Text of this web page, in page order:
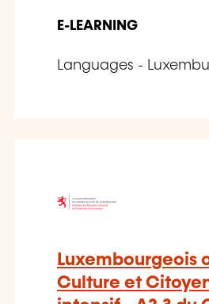
E-LEARNING
Languages -
Luxembourgeois
Culture et